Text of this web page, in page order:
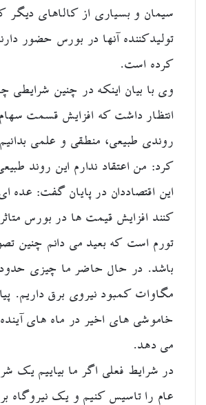
سیمان و بسیاری از کالاهای
تولیدکننده آنها در بورس حضور
کرده است.
وی با بیان اینکه در چنین شرایطی
انتظار داشت که افزایش قسمت
روندی طبیعی، منطقی و علمی
کرد: من اعتقاد ندارم این روند
این اقتصاددان در پایان گفت: عده
کنند افزایش قیمت ها در بورس
تورم است که بعید می دانم چنین
مگاوات کمبود نیروی برق داریم.
خاموشی های اخیر در ماه های
می دهد.
در شرایط فعلی اگر ما بیاییم یک
عام را تاسیس کنیم و یک نیروگاه